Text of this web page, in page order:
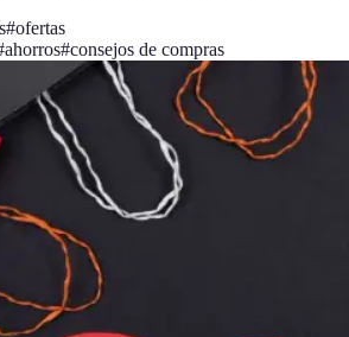
#ofertas
ahorros#consejos de compras